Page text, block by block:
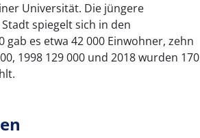
Universität. Die jüngere
spiegelt sich in den
gab es etwa 42 000 Einwohner, zehn
1998 129 000 und 2018 wurden 170